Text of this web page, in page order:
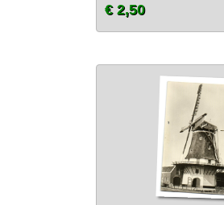
€ 2,50